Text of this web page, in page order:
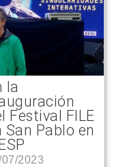
la
Festival FILE
San Pablo en
07/2023